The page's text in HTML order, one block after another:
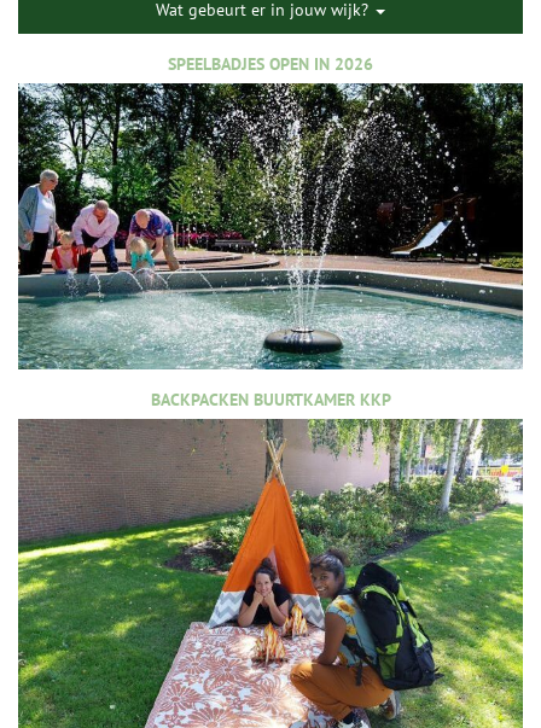
Wat gebeurt er in jouw wijk?
SPEELBADJES OPEN IN 2026
BACKPACKEN BUURTKAMER KKP